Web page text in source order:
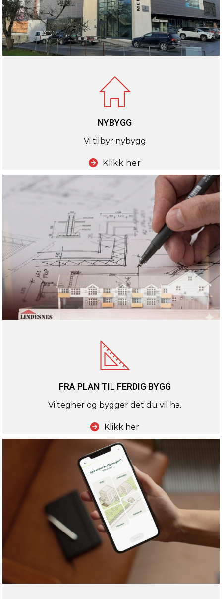
NYBYGG
Vi tilbyr nybygg
Klikk her
FRA PLAN TIL FERDIG BYGG
Vi tegner og bygger det du vil ha.
Klikk her